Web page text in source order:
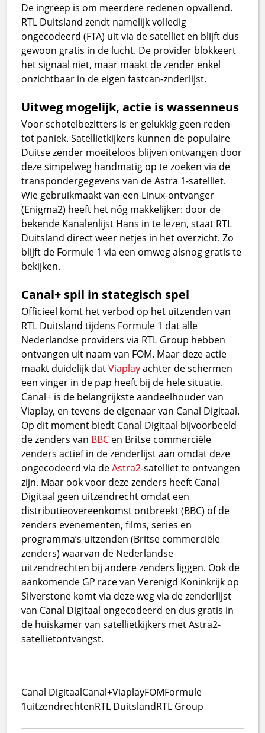
De ingreep is om meerdere redenen opvallend.
RTL Duitsland zendt namelijk volledig
ongecodeerd (FTA) uit via de satelliet en blijft dus
gewoon gratis in de lucht. De provider blokkeert
het signaal niet, maar maakt de zender enkel
onzichtbaar in de eigen fastcan-znderlijst.
Uitweg mogelijk, actie is wassenneus
Voor schotelbezitters is er gelukkig geen reden
tot paniek. Satellietkijkers kunnen de populaire
Duitse zender moeiteloos blijven ontvangen door
deze simpelweg handmatig op te zoeken via de
transpondergegevens van de Astra 1-satelliet.
Wie gebruikmaakt van een Linux-ontvanger
(Enigma2) heeft het nóg makkelijker: door de
bekende Kanalenlijst Hans in te lezen, staat RTL
Duitsland direct weer netjes in het overzicht. Zo
blijft de Formule 1 via een omweg alsnog gratis te
bekijken.
Canal+ spil in stategisch spel
Officieel komt het verbod op het uitzenden van
RTL Duitsland tijdens Formule 1 dat alle
Nederlandse providers via RTL Group hebben
ontvangen uit naam van FOM. Maar deze actie
maakt duidelijk datViaplayachter de schermen
een vinger in de pap heeft bij de hele situatie.
Canal+ is de belangrijkste aandeelhouder van
Viaplay, en tevens de eigenaar van Canal Digitaal.
Op dit moment biedt Canal Digitaal bijvoorbeeld
de zenders van BBC en Britse commerciële
zenders actief in de zenderlijst aan omdat deze
ongecodeerd via deAstra2-satelliet te ontvangen
zijn. Maar ook voor deze zenders heeft Canal
Digitaal geen uitzendrecht omdat een
distributieovereenkomst ontbreekt (BBC) of de
zenders evenementen, films, series en
programma’s uitzenden (Britse commerciële
zenders) waarvan de Nederlandse
uitzendrechten bij andere zenders liggen. Ook de
aankomende GP race van Verenigd Koninkrijk op
Silverstone komt via deze weg via de zenderlijst
van Canal Digitaal ongecodeerd en dus gratis in
de huiskamer van satellietkijkers met Astra2-
satellietontvangst.
Canal DigitaalCanal+ViaplayFOMFormule
1uitzendrechtenRTL DuitslandRTL Group